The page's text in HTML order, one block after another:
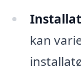
kan